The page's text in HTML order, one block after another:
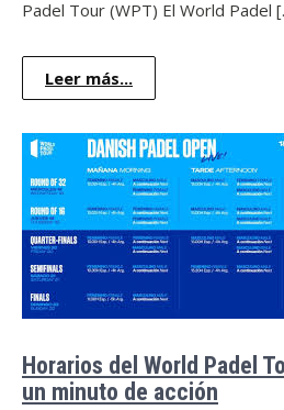
Padel Tour (WPT) El World Padel
Leer más...
Horarios del World Padel
un minuto de acción